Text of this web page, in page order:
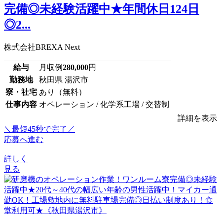
完備◎未経験活躍中★年間休日124日
◎2...
株式会社BREXA Next
給与 月収例280,000円
勤務地
秋田県 湯沢市
寮・社宅 あり（無料）
仕事内容 オペレーション / 化学系工場 / 交替制
詳細を表示
＼最短45秒で完了／
応募へ進む
詳しく
見る